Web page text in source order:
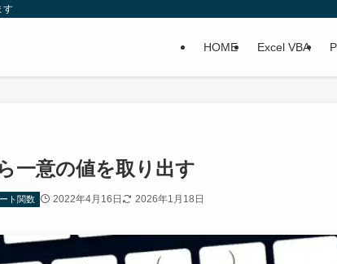
す
HOME Excel VBA
一意の値を取り出す
ト関数 2022年4月16日 2026年1月18日